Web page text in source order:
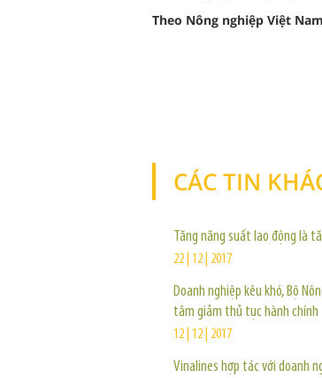
Theo Nông nghiệp Việt Nam
CÁC TIN
Tăng năng suất lao động là
22 | 12 | 2017
Doanh nghiệp kêu khó, Bộ
tâm giảm thủ tục hành chính
12 | 12 | 2017
Vinalines hợp tác với doanh